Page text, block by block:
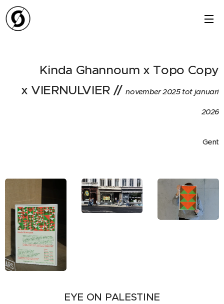
Kinda Ghannoum x Topo Copy
x VIERNULVIER//november 2025 tot januari
2026
Gent
EYE ON PALESTINE